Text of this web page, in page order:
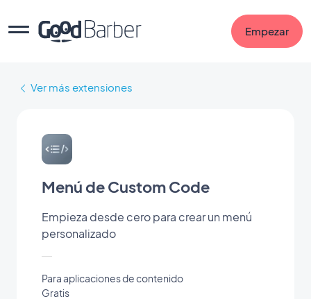
Empezar
Ver más extensiones
Menú de Custom Code
Empieza desde cero para crear un menú
personalizado
Para aplicaciones de contenido
Gratis